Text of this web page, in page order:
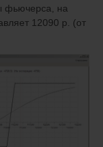
фьючерса, на
12090 р. (от